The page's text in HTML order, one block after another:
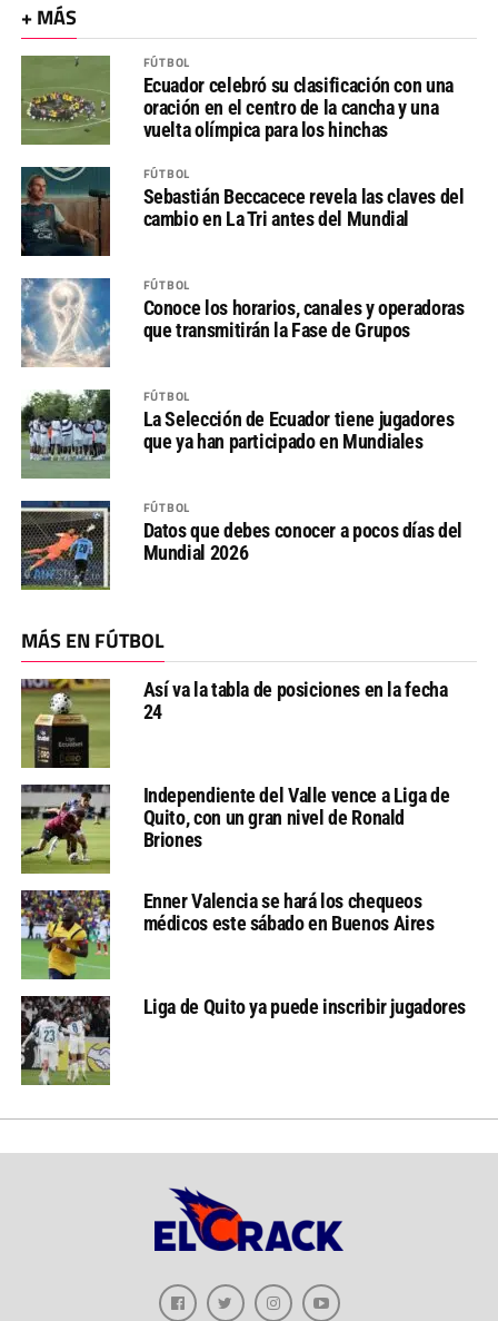
+ MÁS
FÚTBOL
Ecuador celebró su clasificación con una
oración en el centro de la cancha y una
vuelta olímpica para los hinchas
FÚTBOL
Sebastián Beccacece revela las claves del
cambio en La Tri antes del Mundial
FÚTBOL
Conoce los horarios, canales y operadoras
que transmitirán la Fase de Grupos
FÚTBOL
La Selección de Ecuador tiene jugadores
que ya han participado en Mundiales
FÚTBOL
Datos que debes conocer a pocos días del
Mundial 2026
MÁS EN FÚTBOL
Así va la tabla de posiciones en la fecha
24
Independiente del Valle vence a Liga de
Quito, con un gran nivel de Ronald
Briones
Enner Valencia se hará los chequeos
médicos este sábado en Buenos Aires
Liga de Quito ya puede inscribir jugadores